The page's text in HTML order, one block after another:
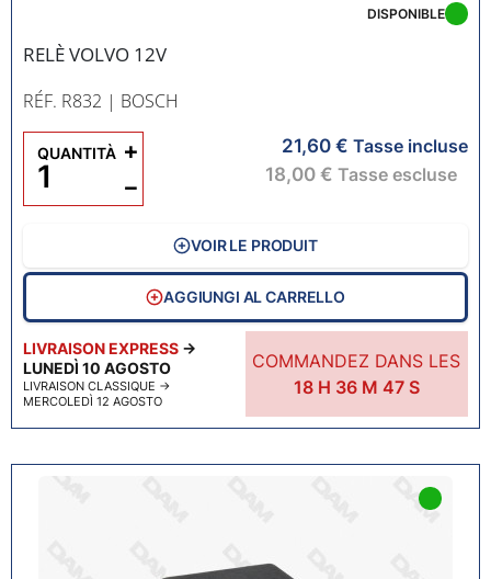
RELÈ VOLVO 12V
RÉF. R832 | BOSCH
LIVRAISON EXPRESS →
LUNEDÌ 10 AGOSTO
LIVRAISON CLASSIQUE →
MERCOLEDÌ 12 AGOSTO
COMMANDEZ DANS LES
18H 36M 46 S
DISPONIBLE
21,60 € Tasse incluse
18,00 € Tasse escluse
QUANTITÀ
−
+
VOIR LE PRODUIT
AGGIUNGI AL CARRELLO